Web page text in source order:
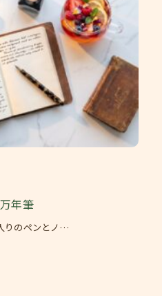
年筆
りのペンとノ…